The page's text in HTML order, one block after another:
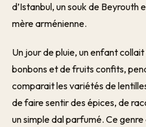
d’Istanbul, un souk de Beyrouth
mère arménienne.
Un jour de pluie, un enfant
bonbons et de fruits confits,
comparait les variétés de
de faire sentir des épices, de
un simple dal parfumé. Ce